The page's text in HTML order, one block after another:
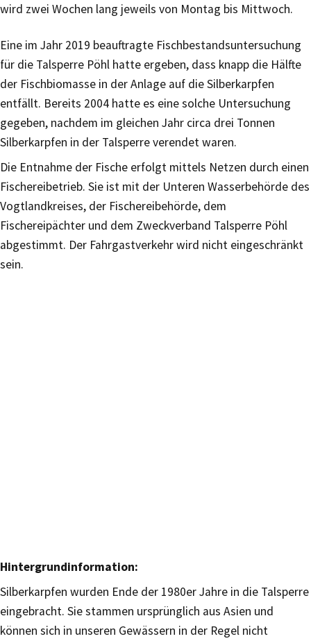
wird zwei Wochen lang jeweils von Montag bis Mittwoch.
Eine im Jahr 2019 beauftragte Fischbestandsuntersuchung
für die Talsperre Pöhl hatte ergeben, dass knapp die Hälfte
der Fischbiomasse in der Anlage auf die Silberkarpfen
entfällt. Bereits 2004 hatte es eine solche Untersuchung
gegeben, nachdem im gleichen Jahr circa drei Tonnen
Silberkarpfen in der Talsperre verendet waren.
Die Entnahme der Fische erfolgt mittels Netzen durch einen
Fischereibetrieb. Sie ist mit der Unteren Wasserbehörde des
Vogtlandkreises, der Fischereibehörde, dem
Fischereipächter und dem Zweckverband Talsperre Pöhl
abgestimmt. Der Fahrgastverkehr wird nicht eingeschränkt
sein.
Hintergrundinformation:
Silberkarpfen wurden Ende der 1980er Jahre in die Talsperre
eingebracht. Sie stammen ursprünglich aus Asien und
können sich in unseren Gewässern in der Regel nicht